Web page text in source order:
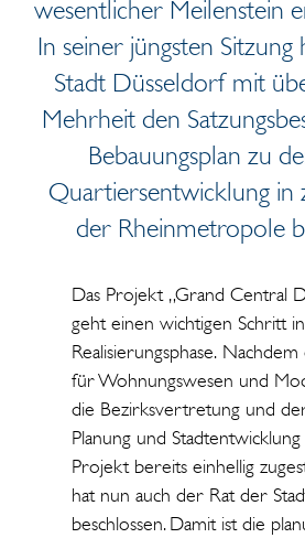
wesentlicher Meilenstein
In seiner jüngsten
Stadt Düsseldorf mit
Mehrheit den
Bebauungsplan zu
Quartiersentwicklung in
der Rheinmetropole
Das Projekt „Grand Central
geht einen wichtigen Schritt
Realisierungsphase. Nachdem
für Wohnungswesen und
die Bezirksvertretung und
Planung und
Projekt bereits einhellig
hat nun auch der Rat der
beschlossen. Damit ist die